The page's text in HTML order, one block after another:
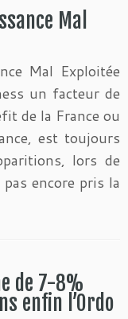
Mal
Mal Exploitée
un facteur de
de la France ou
est toujours
lors de
encore pris la
de 7-8%
enfin l’Ordo